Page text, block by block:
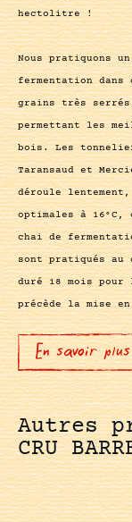
hectolitre !
Nous pratiquons
fermentation dans
grains très
permettant les
bois. Les
Taransaud et
déroule
optimales à 16°C,
chai de
sont pratiqués au
duré 18 mois
précède la mise
En savoir
Autres
CRU